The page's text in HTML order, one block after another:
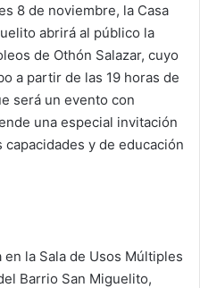
8 de noviembre, la Casa
abrirá al público la
de Othón Salazar, cuyo
a partir de las 19 horas de
será un evento con
una especial invitación
y de educación
la Sala de Usos Múltiples
Barrio San Miguelito,